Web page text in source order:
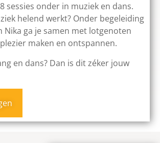
sessies onder in muziek en dans.
helend werkt? Onder begeleiding
Nika ga je samen met lotgenoten
maken en ontspannen.
en dans? Dan is dit zéker jouw